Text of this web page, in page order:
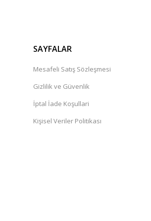
SAYFALAR
Mesafeli Satış Sözleşmesi
Gizlilik ve Güvenlik
İptal İade Koşullari
Kişisel Veriler Politikası